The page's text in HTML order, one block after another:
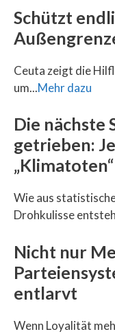
Schützt
Ceuta zeigt die
um...Mehr dazu
Die nächste
getrieben:
„Klimatoten“
Wie aus
Drohkulisse
Nicht nur
entlarvt
Wenn Loyalität